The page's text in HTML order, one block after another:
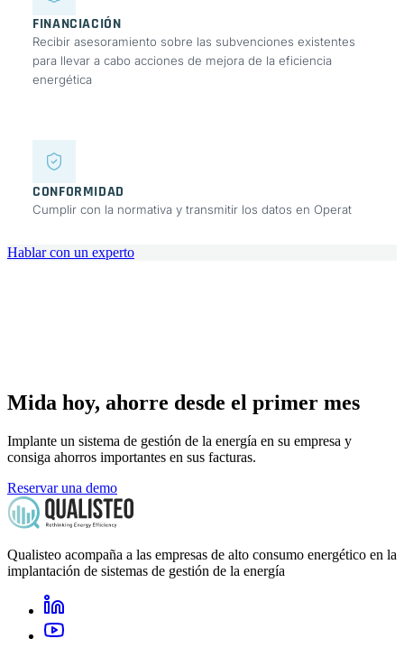
FINANCIACIÓN
Recibir asesoramiento sobre las subvenciones existentes
para llevar a cabo acciones de mejora de la eficiencia
energética
CONFORMIDAD
Cumplir con la normativa y transmitir los datos en Operat
Hablar con un experto
Mida hoy, ahorre desde el primer mes
Implante un sistema de gestión de la energía en su empresa y
consiga ahorros importantes en sus facturas.
Reservar una demo
Qualisteo acompaña a las empresas de alto consumo energético en la
implantación de sistemas de gestión de la energía